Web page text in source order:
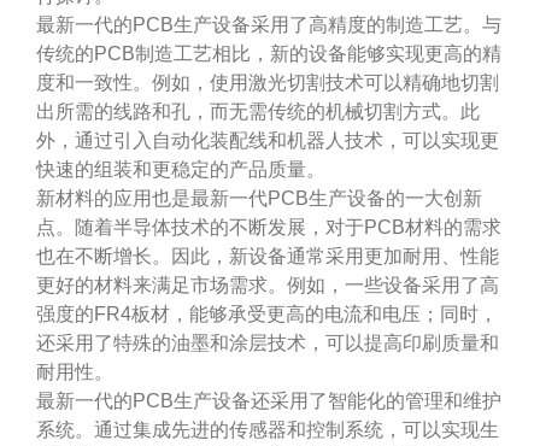
最新一代的PCB生产设备采用了高精度的制造工艺。与
传统的PCB制造工艺相比，新的设备能够实现更高的精
度和一致性。例如，使用激光切割技术可以精确地切割
出所需的线路和孔，而无需传统的机械切割方式。此
外，通过引入自动化装配线和机器人技术，可以实现更
快速的组装和更稳定的产品质量。
新材料的应用也是最新一代PCB生产设备的一大创新
点。随着半导体技术的不断发展，对于PCB材料的需求
也在不断增长。因此，新设备通常采用更加耐用、性能
更好的材料来满足市场需求。例如，一些设备采用了高
强度的FR4板材，能够承受更高的电流和电压；同时，
还采用了特殊的油墨和涂层技术，可以提高印刷质量和
耐用性。
最新一代的PCB生产设备还采用了智能化的管理和维护
系统。通过集成先进的传感器和控制系统，可以实现生